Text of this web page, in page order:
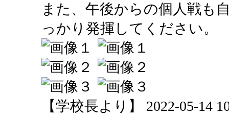
また、午後からの個人戦も
っかり発揮してください。
【学校長より】 2022-05-14